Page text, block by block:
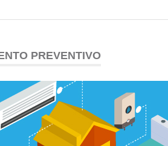
PREVENTIVO